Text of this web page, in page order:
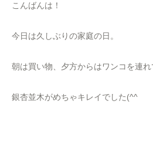
こんばんは！
今日は久しぶりの家庭の日。
朝は買い物、夕方からはワンコを連れ
銀杏並木がめちゃキレイでした(^^